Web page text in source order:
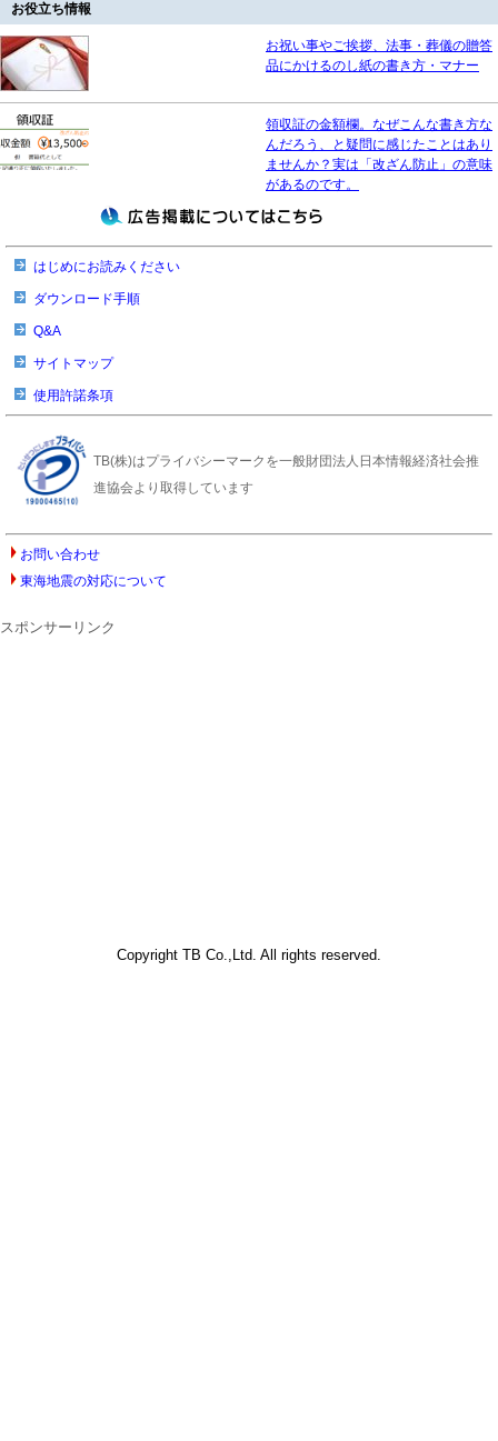
お役立ち情報
お祝い事やご挨拶、法事・葬儀の贈答
品にかけるのし紙の書き方・マナー
領収証の金額欄。なぜこんな書き方な
んだろう、と疑問に感じたことはあり
ませんか？実は「改ざん防止」の意味
があるのです。
はじめにお読みください
ダウンロード手順
Q&A
サイトマップ
使用許諾条項
TB(株)はプライバシーマークを一般財団法人日本情報経済社会推
進協会より取得しています
お問い合わせ
東海地震の対応について
スポンサーリンク
Copyright TB Co.,Ltd. All rights reserved.